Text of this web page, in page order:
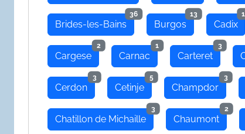
Brides-les-Bains
36
Burgos
13
Cadix
Cargese
2
Carnac
1
Carteret
3
Cerdon
3
Cetinje
5
Champdor
3
Chatillon de Michaille
3
Chaumont
2